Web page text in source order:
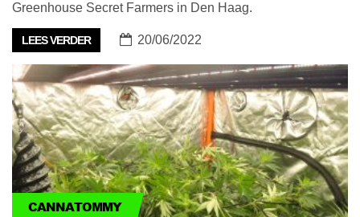
Greenhouse Secret Farmers in Den Haag.
LEES VERDER 20/06/2022
CANNATOMMY